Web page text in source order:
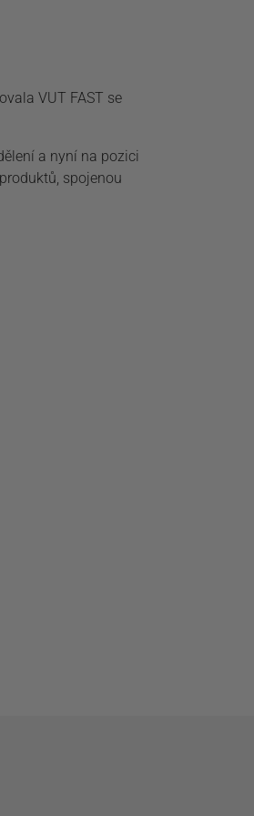
VUT FAST se
a nyní na pozici
spojenou